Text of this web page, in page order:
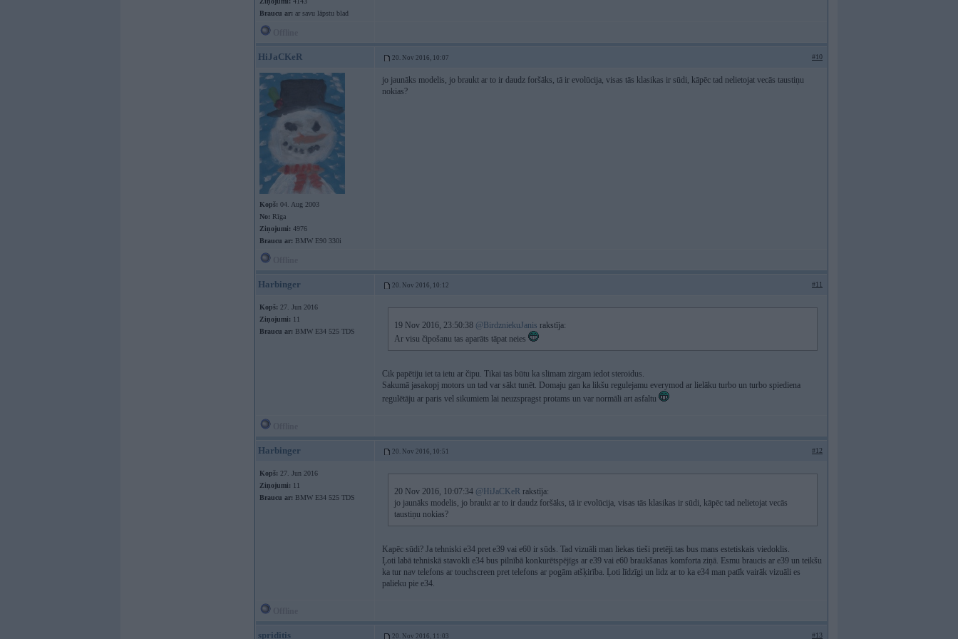
Braucu ar: ar savu lāpstu blad
HiJaCKeR 20. Nov 2016, 10:07 #10
Kopš: 04. Aug 2003
No: Rīga
Ziņojumi: 4976
Braucu ar: BMW E90 330i
jo jaunāks modelis, jo braukt ar to ir daudz foršāks, tā ir evolūcija, visas tās klasikas ir sūdi, kāpēc tad nelietojat vecās taustiņu
nokias?
Harbinger 20. Nov 2016, 10:12 #11
Kopš: 27. Jun 2016
Ziņojumi: 11
Braucu ar: BMW E34 525 TDS
19 Nov 2016, 23:50:38 @BirdzniekuJanis rakstīja:
Ar visu čipošanu tas aparāts tāpat neies
Cik papētiju iet ta ietu ar čipu. Tikai tas būtu ka slimam zirgam iedot steroidus.
Sakumā jasakopj motors un tad var sākt tunēt. Domaju gan ka likšu regulejamu everymod ar lielāku turbo un turbo spiediena
regulētāju ar paris vel sikumiem lai neuzspragst protams un var normāli art asfaltu
Harbinger 20. Nov 2016, 10:51 #12
Kopš: 27. Jun 2016
Ziņojumi: 11
Braucu ar: BMW E34 525 TDS
20 Nov 2016, 10:07:34 @HiJaCKeR rakstīja:
jo jaunāks modelis, jo braukt ar to ir daudz foršāks, tā ir evolūcija, visas tās klasikas ir sūdi, kāpēc tad nelietojat vecās
taustiņu nokias?
Kapēc sūdi? Ja tehniski e34 pret e39 vai e60 ir sūds. Tad vizuāli man liekas tieši pretēji.tas bus mans estetiskais viedoklis.
Ļoti labā tehniskā stavokli e34 bus pilnībā konkurētspējīgs ar e39 vai e60 braukšanas komforta ziņā. Esmu braucis ar e39 un teikšu
ka tur nav telefons ar touchscreen pret telefons ar pogām atšķirība. Ļoti līdzīgi un lidz ar to ka e34 man patīk vairāk vizuāli es
palieku pie e34.
spriditis 20. Nov 2016, 11:03 #13